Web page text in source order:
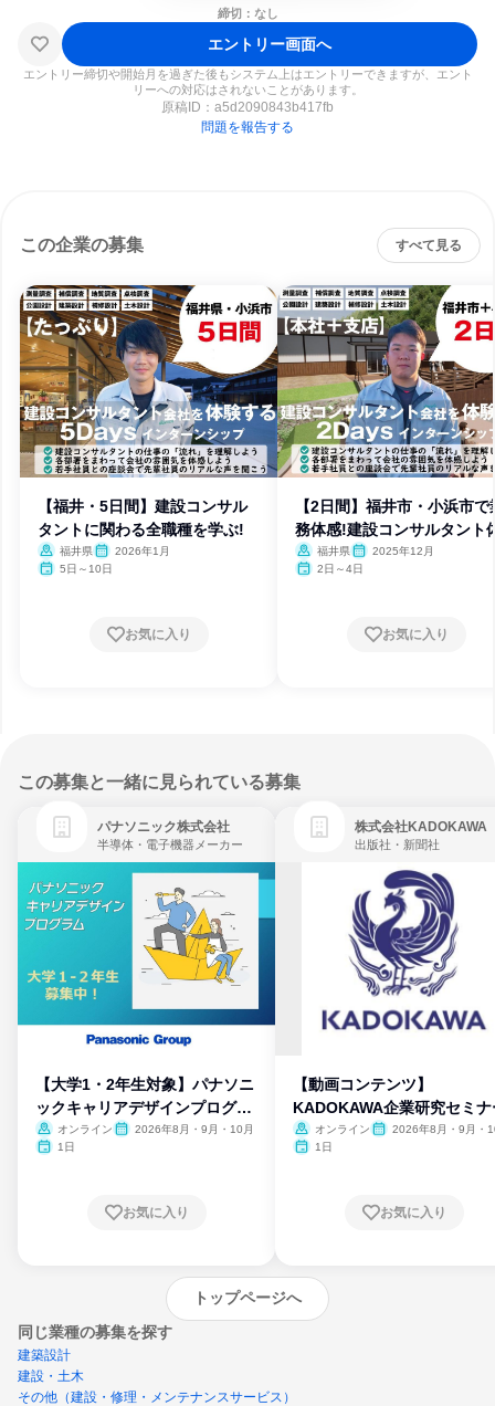
締切：なし
エントリー画面へ
エントリー締切や開始月を過ぎた後もシステム上はエントリーできますが、エント
リーへの対応はされないことがあります。
原稿ID： a5d2090843b417fb
問題を報告する
この企業の募集 すべて見る
【福井・5日間】建設コンサル
タントに関わる全職種を学ぶ!
福井県
2026年1月
5日～10日
お気に入り
【2日間】福井市・小浜市で
務体感!建設コンサルタント
験! 福井県
2025年12月
2日～4日
お気に入り
この募集と一緒に見られている募集
パナソニック株式会社
半導体・電子機器メーカー
【大学1・2年生対象】パナソニ
ックキャリアデザインプログラ
ム
オンライン
2026年8月・9月・10月
1日
お気に入り
株式会社KADOKAWA
出版社・新聞社
【動画コンテンツ】
KADOKAWA企業研究セミナ
オンライン
2026年8月・9月・
1日
お気に入り
トップページへ
同じ業種の募集を探す
建築設計
建設・土木
その他（建設・修理・メンテナンスサービス）